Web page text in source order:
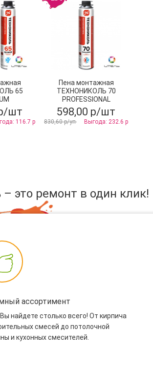
65
шт
116.7 р
Пена монтажная
ТЕХНОНИКОЛЬ 70
PROFESSIONAL
всесезонная
598,00 р/шт
830,60 р/уп Выгода: 232.6 р
– это ремонт в один клик!
ассортимент
найдете столько всего! От кирпича
смесей до потолочной
и кухонных смесителей.